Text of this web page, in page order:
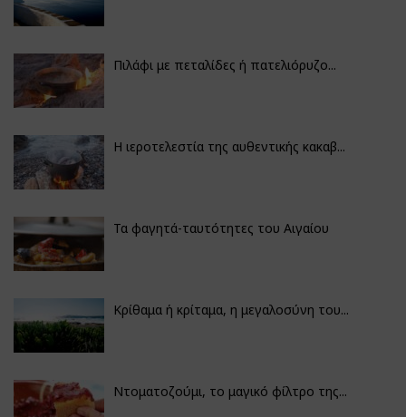
Πιλάφι με πεταλίδες ή πατελιόρυζο...
Η ιεροτελεστία της αυθεντικής κακαβ...
Τα φαγητά-ταυτότητες του Αιγαίου
Κρίθαμα ή κρίταμα, η μεγαλοσύνη του...
Ντοματοζούμι, το μαγικό φίλτρο της...